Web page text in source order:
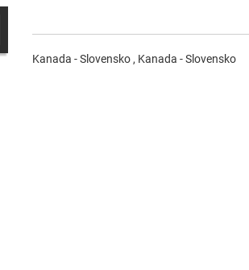
Kanada - Slovensko , Kanada - Slovensko